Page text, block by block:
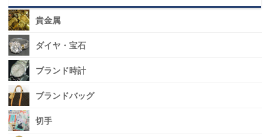
貴金属
ダイヤ・宝石
ブランド時計
ブランドバッグ
切手